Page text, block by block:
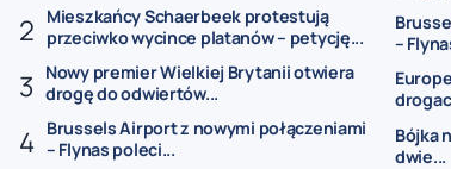
Mieszkańcy Schaerbeek protestują
przeciwko wycince platanów – petycję...
Nowy premier Wielkiej Brytanii otwiera
drogę do odwiertów...
Brussels Airport z nowymi połączeniami
– Flynas poleci...
–
Bójka
dwie...